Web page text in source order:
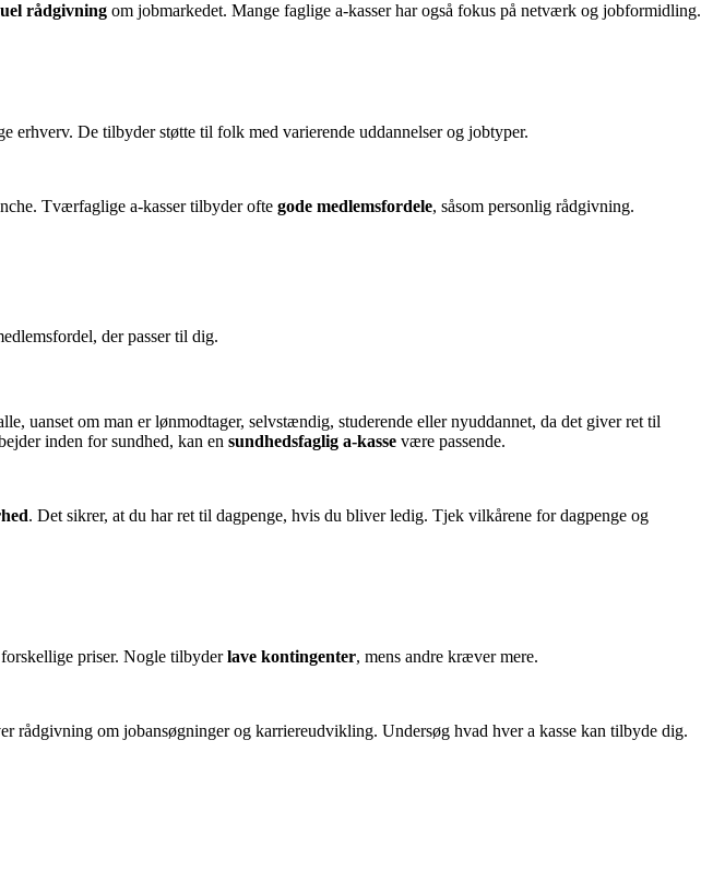
rådgivning om jobmarkedet. Mange faglige a-kasser har også fokus på netværk og jobformidling.
erhverv. De tilbyder støtte til folk med varierende uddannelser og jobtyper.
Tværfaglige a-kasser tilbyder ofte gode medlemsfordele, såsom personlig rådgivning.
der passer til dig.
uanset om man er lønmodtager, selvstændig, studerende eller nyuddannet, da det giver ret til
inden for sundhed, kan en sundhedsfaglig a-kasse være passende.
. Det sikrer, at du har ret til dagpenge, hvis du bliver ledig. Tjek vilkårene for dagpenge og
priser. Nogle tilbyderlave kontingenter, mens andre kræver mere.
rådgivning om jobansøgninger og karriereudvikling. Undersøg hvad hver a kasse kan tilbyde dig.